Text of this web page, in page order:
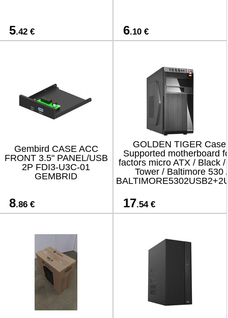
5.42 € 6.10 €
Gembird CASE ACC
FRONT 3.5" PANEL/USB
2P FDI3-U3C-01
GEMBRID
8.86 €
GOLDEN TIGER Case
Supported motherboard
factors micro ATX / Black /
Tower / Baltimore 530 /
17.54 €